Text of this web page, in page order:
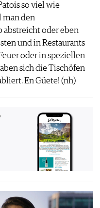
so viel wie
man den
abstreicht oder eben
und in Restaurants
oder in speziellen
sich die Tischöfen
En Güete! (nh)